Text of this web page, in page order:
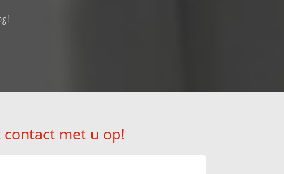
contact met u op!